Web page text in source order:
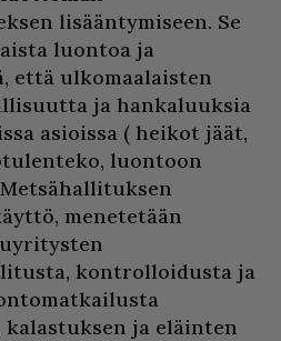
lisääntymiseen. Se
luontoa ja
että ulkomaalaisten
ja hankaluuksia
asioissa ( heikot jäät,
luontoon
menetetään
kontrolloidusta ja
ja eläinten